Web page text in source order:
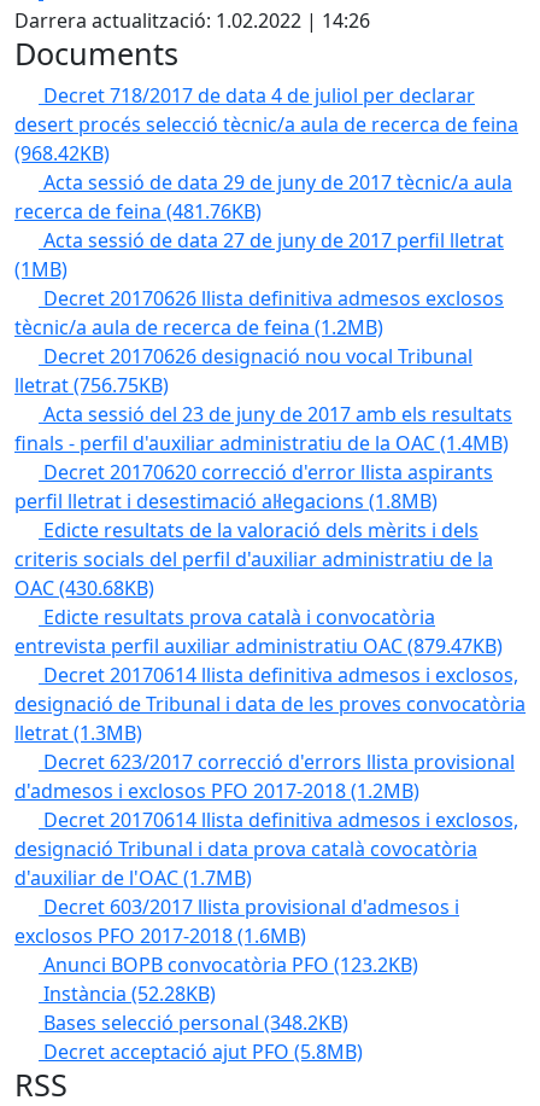
Darrera actualització: 1.02.2022 | 14:26
Documents
Decret 718/2017 de data 4 de juliol per declarar
desert procés selecció tècnic/a aula de recerca de feina
(968.42KB)
Acta sessió de data 29 de juny de 2017 tècnic/a aula
recerca de feina (481.76KB)
Acta sessió de data 27 de juny de 2017 perfil lletrat
(1MB)
Decret 20170626 llista definitiva admesos exclosos
tècnic/a aula de recerca de feina (1.2MB)
Decret 20170626 designació nou vocal Tribunal
lletrat(756.75KB)
Acta sessió del 23 de juny de 2017 amb els resultats
finals - perfil d'auxiliar administratiu de la OAC(1.4MB)
Decret 20170620 correcció d'error llista aspirants
perfil lletrat i desestimació al·legacions (1.8MB)
Edicte resultats de la valoració dels mèrits i dels
criteris socials del perfil d'auxiliar administratiu de la
OAC(430.68KB)
Edicte resultats prova català i convocatòria
entrevista perfil auxiliar administratiu OAC(879.47KB)
Decret 20170614 llista definitiva admesos i exclosos,
designació de Tribunal i data de les proves convocatòria
lletrat(1.3MB)
Decret 623/2017 correcció d'errors llista provisional
d'admesos i exclosos PFO 2017-2018(1.2MB)
Decret 20170614 llista definitiva admesos i exclosos,
designació Tribunal i data prova català covocatòria
d'auxiliar de l'OAC(1.7MB)
Decret 603/2017 llista provisional d'admesos i
exclosos PFO 2017-2018(1.6MB)
Anunci BOPB convocatòria PFO (123.2KB)
Instància (52.28KB)
Bases selecció personal (348.2KB)
Decret acceptació ajut PFO (5.8MB)
RSS